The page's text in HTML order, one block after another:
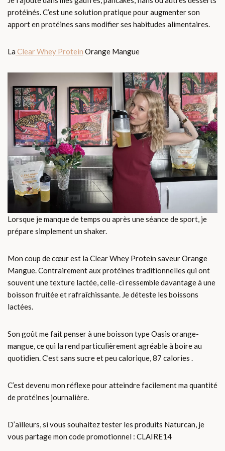
protéinés. C’est une solution pratique pour augmenter son
apport en protéines sans modifier ses habitudes alimentaires.
La Clear Whey Protein Orange Mangue
Lorsque je manque de temps ou après une séance de sport, je
prépare simplement un shaker.
Mon coup de cœur est la Clear Whey Protein saveur Orange
Mangue. Contrairement aux protéines traditionnelles qui ont
souvent une texture lactée, celle-ci ressemble davantage à une
boisson fruitée et rafraîchissante. Je déteste les boissons
lactées.
Son goût me fait penser à une boisson type Oasis orange-
mangue, ce qui la rend particulièrement agréable à boire au
quotidien. C’est sans sucre et peu calorique, 87 calories .
C’est devenu mon réflexe pour atteindre facilement ma quantité
de protéines journalière.
D’ailleurs, si vous souhaitez tester les produits Naturcan, je
vous partage mon code promotionnel : CLAIRE14